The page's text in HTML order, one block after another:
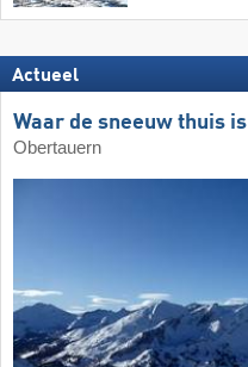
Actueel
Waar de sneeuw thuis is
Obertauern